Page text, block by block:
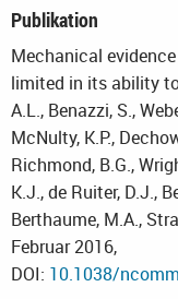
Publikation
Mechanical
limited in its ability
A.L., Benazzi, S.,
McNulty, K.P.,
Richmond, B.G.,
K.J., de Ruiter, D.J.,
Berthaume, M.A.,
Februar 2016,
DOI: 10.1038/